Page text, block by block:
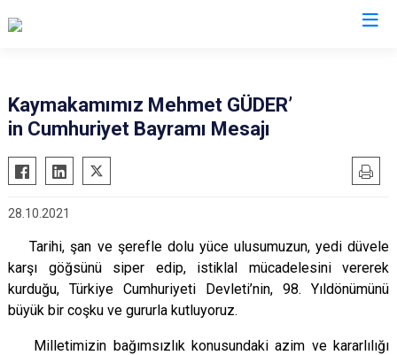
Bulanık
Hasköy
Malazgirt
Varto
Kaymakamımız Mehmet GÜDER’
in Cumhuriyet Bayramı Mesajı
28.10.2021
Tarihi, şan ve şerefle dolu yüce ulusumuzun, yedi düvele
karşı göğsünü siper edip, istiklal mücadelesini vererek
kurduğu, Türkiye Cumhuriyeti Devleti’nin, 98. Yıldönümünü
büyük bir coşku ve gururla kutluyoruz.
Milletimizin bağımsızlık konusundaki azim ve kararlılığı